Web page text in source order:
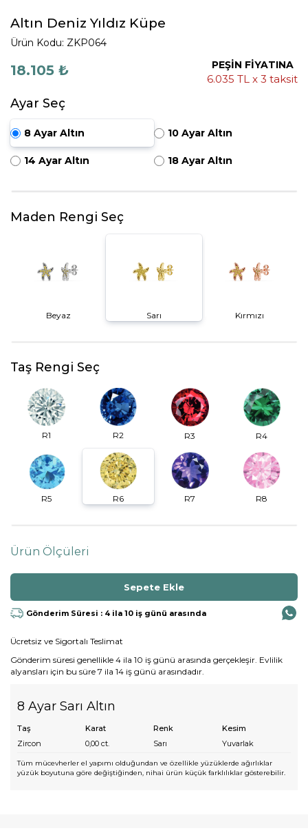
Altın Deniz Yıldız Küpe
Ürün Kodu: ZKP064
18.105 ₺ PEŞİN FİYATINA
6.035 TL x 3 taksit
Ayar Seç
8 Ayar Altın 10 Ayar Altın
14 Ayar Altın 18 Ayar Altın
Maden Rengi Seç
Beyaz Sarı Kırmızı
Taş Rengi Seç
R1 R2 R3 R4
R5 R6 R7 R8
Ürün Ölçüleri
Gönderim Süresi : 4 ila 10 iş günü arasında
Ücretsiz ve Sigortalı Teslimat
Gönderim süresi genellikle 4 ila 10 iş günü arasında gerçekleşir. Evlilik
alyansları için bu süre 7 ila 14 iş günü arasındadır.
8 Ayar Sarı Altın
Taş Karat Renk
Kesim
Zircon
0,00 ct. Sarı Yuvarlak
Tüm mücevherler el yapımı olduğundan ve özellikle yüzüklerde ağırlıklar
yüzük boyutuna göre değiştiğinden, nihai ürün küçük farklılıklar gösterebilir.